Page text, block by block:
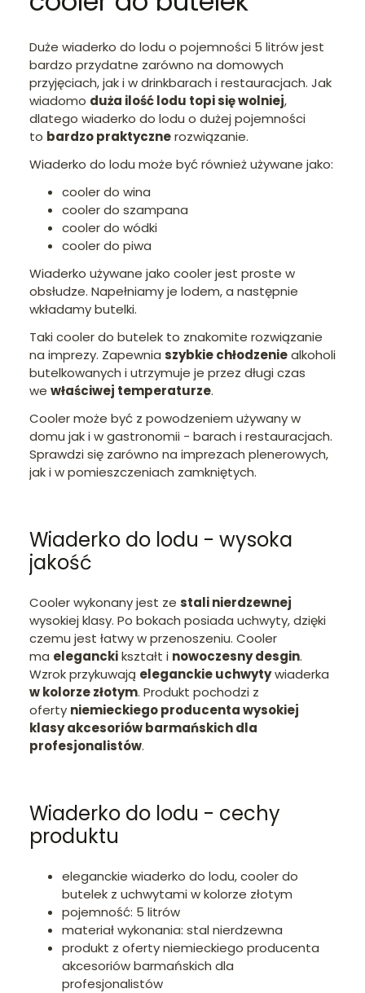
Duże wiaderko do lodu o pojemności 5 litrów jest
bardzo przydatne zarówno na domowych
przyjęciach, jak i w drinkbarach i restauracjach. Jak
wiadomo duża ilość lodu topi się wolniej,
dlatego wiaderko do lodu o dużej pojemności
to bardzo praktycznerozwiązanie.
Wiaderko do lodu może być również używane jako:
cooler do wina
cooler do szampana
cooler do wódki
cooler do piwa
Wiaderko używane jako cooler jest proste w
obsłudze. Napełniamy je lodem, a następnie
wkładamy butelki.
Taki cooler do butelek to znakomite rozwiązanie
na imprezy. Zapewnia szybkie chłodzeniealkoholi
butelkowanych i utrzymuje je przez długi czas
we właściwej temperaturze.
Cooler może być z powodzeniem używany w
domu jak i w gastronomii - barach i restauracjach.
Sprawdzi się zarówno na imprezach plenerowych,
jak i w pomieszczeniach zamkniętych.
Wiaderko do lodu - wysoka
jakość
Cooler wykonany jest ze stali nierdzewnej
wysokiej klasy. Po bokach posiada uchwyty, dzięki
czemu jest łatwy w przenoszeniu. Cooler
ma eleganckikształt i nowoczesny desgin.
Wzrok przykuwają eleganckie uchwytywiaderka
w kolorze złotym. Produkt pochodzi z
oferty niemieckiego producenta wysokiej
klasy akcesoriów barmańskich dla
profesjonalistów.
Wiaderko do lodu - cechy
produktu
eleganckie wiaderko do lodu, cooler do
butelek z uchwytami w kolorze złotym
pojemność: 5 litrów
materiał wykonania: stal nierdzewna
produkt z oferty niemieckiego producenta
akcesoriów barmańskich dla
profesjonalistów